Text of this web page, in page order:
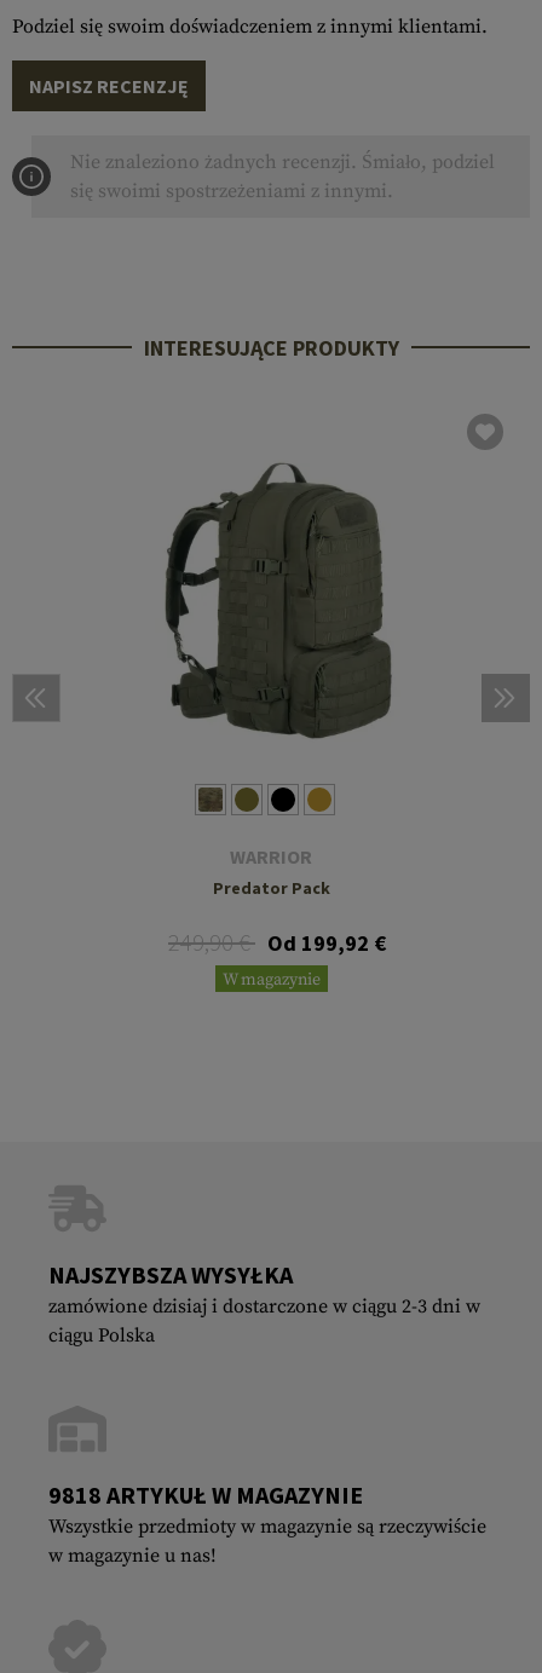
Podziel się swoim doświadczeniem z innymi klientami.
NAPISZ RECENZJĘ
Nie znaleziono żadnych recenzji. Śmiało, podziel
się swoimi spostrzeżeniami z innymi.
INTERESUJĄCE PRODUKTY
WARRIOR
Predator Pack
249,90 € Od 199,92 €
W magazynie
NAJSZYBSZA WYSYŁKA
zamówione dzisiaj i dostarczone w ciągu 2-3 dni w
ciągu Polska
9818 ARTYKUŁ W MAGAZYNIE
Wszystkie przedmioty w magazynie są rzeczywiście
w magazynie u nas!